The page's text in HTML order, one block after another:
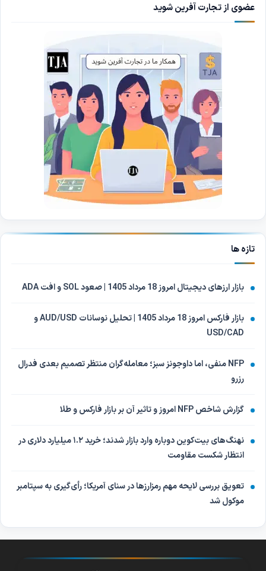
عضوی از تجارت آفرین شوید
تازه ها
بازار ارزهای دیجیتال امروز 18 مرداد 1405 | صعود SOL و افت ADA
بازار فارکس امروز 18 مرداد 1405 | تحلیل نوسانات AUD/USD و
USD/CAD
NFP منفی، اما داوجونز سبز؛ معامله‌گران منتظر تصمیم بعدی فدرال
رزرو
گزارش شاخص NFP امروز و تاثیر آن بر بازار فارکس و طلا
نهنگ‌های بیت‌کوین دوباره وارد بازار شدند؛ خرید ۱.۲ میلیارد دلاری در
انتظار شکست مقاومت
تعویق بررسی لایحه مهم رمزارزها در سنای آمریکا؛ رأی‌گیری به سپتامبر
موکول شد